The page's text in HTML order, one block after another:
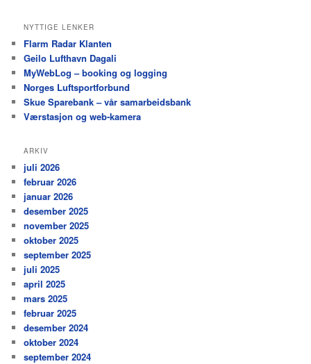
NYTTIGE LENKER
Flarm Radar Klanten
Geilo Lufthavn Dagali
MyWebLog – booking og logging
Norges Luftsportforbund
Skue Sparebank – vår samarbeidsbank
Værstasjon og web-kamera
ARKIV
juli 2026
februar 2026
januar 2026
desember 2025
november 2025
oktober 2025
september 2025
juli 2025
april 2025
mars 2025
februar 2025
desember 2024
oktober 2024
september 2024